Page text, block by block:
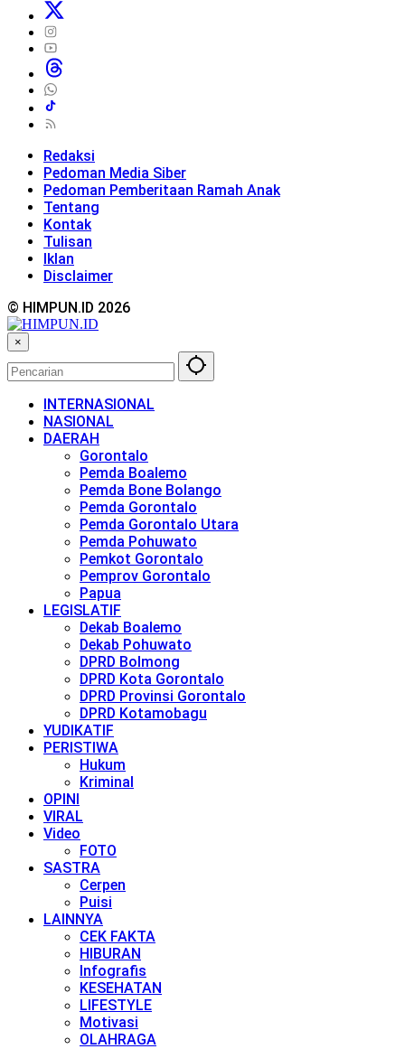
Redaksi
Pedoman Media Siber
Pedoman Pemberitaan Ramah Anak
Tentang
Kontak
Tulisan
Iklan
Disclaimer
© HIMPUN.ID 2026
×
INTERNASIONAL
NASIONAL
DAERAH
Gorontalo
Pemda Boalemo
Pemda Bone Bolango
Pemda Gorontalo
Pemda Gorontalo Utara
Pemda Pohuwato
Pemkot Gorontalo
Pemprov Gorontalo
Papua
LEGISLATIF
Dekab Boalemo
Dekab Pohuwato
DPRD Bolmong
DPRD Kota Gorontalo
DPRD Provinsi Gorontalo
DPRD Kotamobagu
YUDIKATIF
PERISTIWA
Hukum
Kriminal
OPINI
VIRAL
Video
FOTO
SASTRA
Cerpen
Puisi
LAINNYA
CEK FAKTA
HIBURAN
Infografis
KESEHATAN
LIFESTYLE
Motivasi
OLAHRAGA